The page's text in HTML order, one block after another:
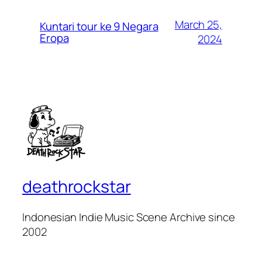
Kuntari tour ke 9 Negara
Eropa
March 25,
2024
deathrockstar
Indonesian Indie Music Scene Archive since
2002